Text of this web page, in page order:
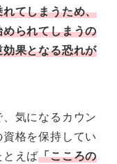
てしまうため、
られてしまうの
果となる恐れが
気になるカウン
格を保持してい
とえば「こころの